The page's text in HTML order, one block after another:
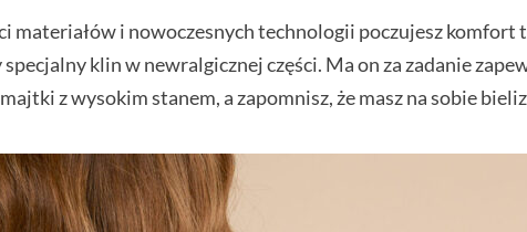
materiałów i nowoczesnych technologii poczujesz komfort
klin w newralgicznej części. Ma on za zadanie
z wysokim stanem, a zapomnisz, że masz na sobie